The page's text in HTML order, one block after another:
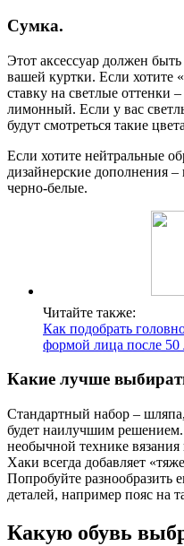
Сумка.
Этот аксессуар должен
вашей куртки. Если хотите
ставку на светлые оттенки
лимонный. Если у вас
будут смотреться такие
Если хотите нейтральные
дизайнерские дополнения
черно-белые.
Читайте также:
Как подобрать
формой лица после 50
Какие лучше
Стандартный набор –
будет наилучшим решением.
необычной технике
Хаки всегда добавляет
Попробуйте
деталей, например пояс на
Какую обувь